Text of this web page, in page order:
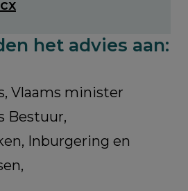
het advies aan:
Vlaams minister
Bestuur,
Inburgering en